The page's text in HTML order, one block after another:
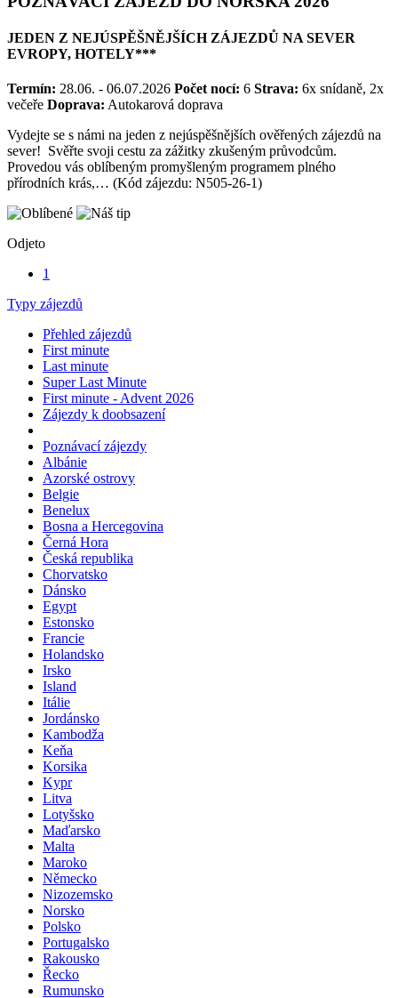
JEDEN Z NEJÚSPĚŠNĚJŠÍCH ZÁJEZDŮ NA SEVER
Termín:28.06. - 06.07.2026 Počet nocí:
Vydejte se s námi na jeden z nejúspěšnějších ověřených zájezdů na
sever! Svěřte svoji cestu za zážitky zkušeným průvodcům.
Provedou vás oblíbeným promyšleným programem plného
Přehled zájezdů
First minute
Last minute
Super Last Minute
First minute - Advent 2026
Poznávací zájezdy
Albánie
Azorské ostrovy
Belgie
Benelux
Bosna a Hercegovina
Černá Hora
Česká republika
Chorvatsko
Dánsko
Egypt
Estonsko
Francie
Holandsko
Irsko
Island
Itálie
Jordánsko
Kambodža
Keňa
Korsika
Kypr
Litva
Lotyšsko
Maďarsko
Malta
Maroko
Německo
Nizozemsko
Norsko
Polsko
Portugalsko
Rakousko
Řecko